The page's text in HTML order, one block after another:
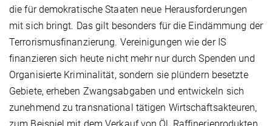
die für demokratische Staaten neue Herausforderungen
mit sich bringt. Das gilt besonders für die Eindämmung der
Terrorismusfinanzierung. Vereinigungen wie der IS
finanzieren sich heute nicht mehr nur durch Spenden und
Organisierte Kriminalität, sondern sie plündern besetzte
Gebiete, erheben Zwangsabgaben und entwickeln sich
zunehmend zu transnational tätigen Wirtschaftsakteuren,